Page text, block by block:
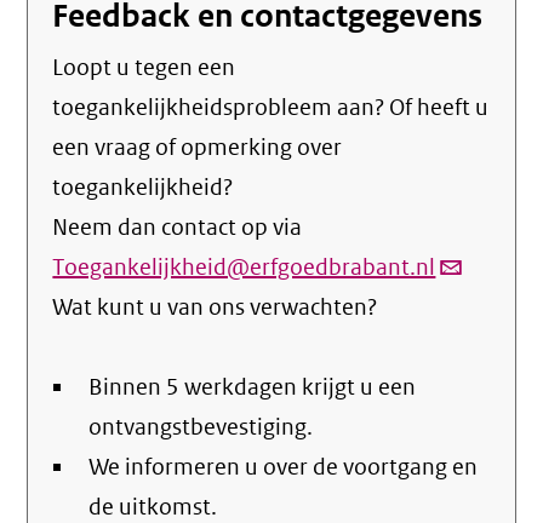
Feedback en contactgegevens
Loopt u tegen een
toegankelijkheidsprobleem aan? Of heeft u
een vraag of opmerking over
toegankelijkheid?
Neem dan contact op via
Toegankelijkheid@erfgoedbrabant.nl (link
Wat kunt u van ons verwachten?
Binnen 5 werkdagen krijgt u een
ontvangstbevestiging.
We informeren u over de voortgang en
de uitkomst.